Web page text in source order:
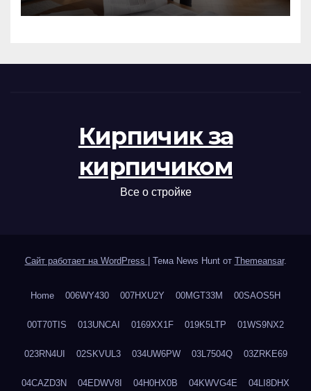
Кирпичик за
кирпичиком
Все о стройке
Сайт работает на WordPress Тема News Hunt от Themeansar.
Home 006WY430 007HXU2Y 00MGT33M 00SAOS5H
00T70TIS 013UNCAI 0169XX1F 019K5LTP 01WS9NX2
023RN4UI 02SKVUL3 034UW6PW 03L7504Q 03ZRKE69
04CAZD3N 04EDWV8I 04H0HX0B 04KWVG4E 04LI8DHX